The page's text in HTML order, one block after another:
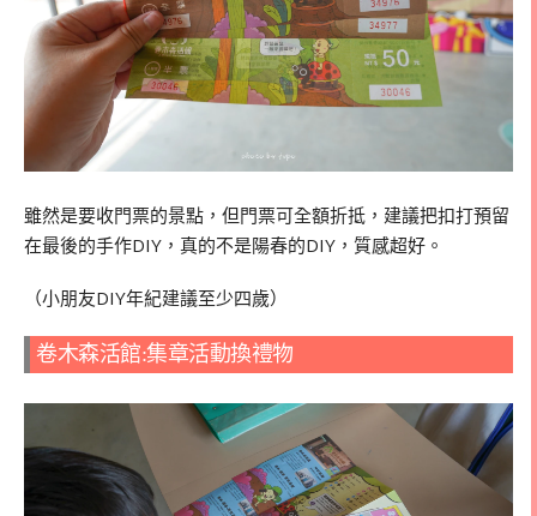
雖然是要收門票的景點，但門票可全額折抵，建議把扣打預留
在最後的手作DIY，真的不是陽春的DIY，質感超好。
（小朋友DIY年紀建議至少四歲）
卷木森活館:集章活動換禮物